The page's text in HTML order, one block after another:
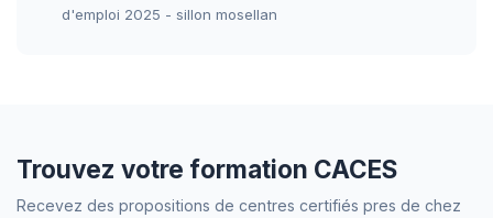
d'emploi 2025 - sillon mosellan
Trouvez votre formation CACES
Recevez des propositions de centres certifiés pres de chez